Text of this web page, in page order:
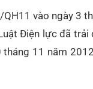
vào ngày 3
Điện lực đã
11 năm